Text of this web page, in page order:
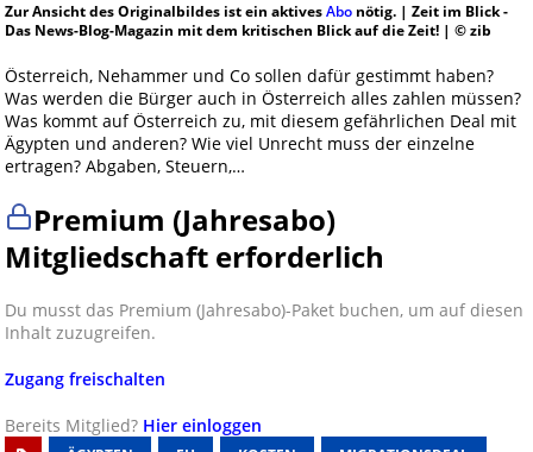
Zur Ansicht des Originalbildes ist ein aktivesAbonötig. | Zeit im Blick -
Das News-Blog-Magazin mit dem kritischen Blick auf die Zeit! | © zib
Österreich, Nehammer und Co sollen dafür gestimmt haben?
Was werden die Bürger auch in Österreich alles zahlen müssen?
Was kommt auf Österreich zu, mit diesem gefährlichen Deal mit
Ägypten und anderen? Wie viel Unrecht muss der einzelne
ertragen? Abgaben, Steuern,…
Premium (Jahresabo)
Mitgliedschaft erforderlich
Du musst das Premium (Jahresabo)-Paket buchen, um auf diesen
Inhalt zuzugreifen.
Zugang freischalten
Bereits Mitglied? Hier einloggen